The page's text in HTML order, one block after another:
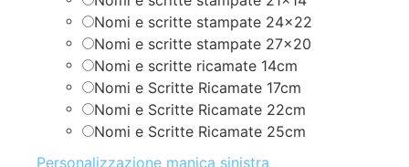
Nomi e scritte stampate 24×22
Nomi e scritte stampate 27×20
Nomi e scritte ricamate 14cm
Nomi e Scritte Ricamate 17cm
Nomi e Scritte Ricamate 22cm
Nomi e Scritte Ricamate 25cm
Personalizzazione manica sinistra